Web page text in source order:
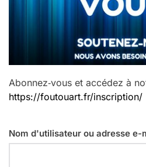
Abonnez‑vous et accédez à
https://foutouart.fr/inscription/
Nom d'utilisateur ou adresse e-